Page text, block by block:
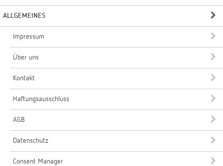
ALLGEMEINES
Impressum
Über uns
Kontakt
Haftungsausschluss
AGB
Datenschutz
Consent Manager